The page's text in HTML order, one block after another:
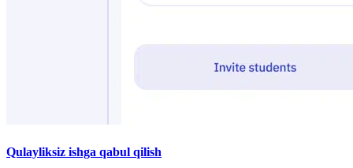
Qulayliksiz ishga qabul qilish